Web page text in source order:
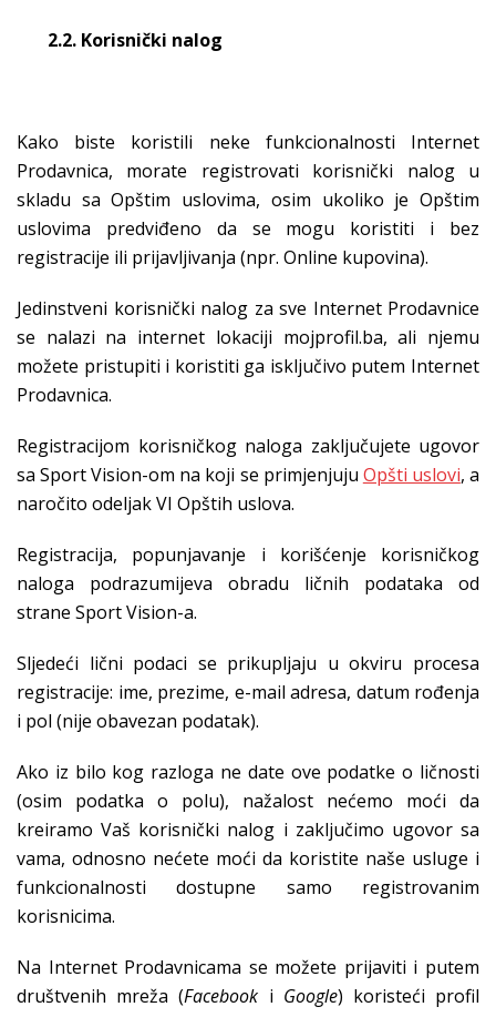
2.2. Korisnički nalog
Kako biste koristili neke funkcionalnosti Internet
Prodavnica, morate registrovati korisnički nalog u
skladu sa Opštim uslovima, osim ukoliko je Opštim
uslovima predviđeno da se mogu koristiti i bez
registracije ili prijavljivanja (npr. Online kupovina).
Jedinstveni korisnički nalog za sve Internet Prodavnice
se nalazi na internet lokaciji mojprofil.ba, ali njemu
možete pristupiti i koristiti ga isključivo putem Internet
Prodavnica.
Registracijom korisničkog naloga zaključujete ugovor
sa Sport Vision-om na koji se primjenjuju Opšti uslovi, a
naročito odeljak VI Opštih uslova.
Registracija, popunjavanje i korišćenje korisničkog
naloga podrazumijeva obradu ličnih podataka od
strane Sport Vision-a.
Sljedeći lični podaci se prikupljaju u okviru procesa
registracije: ime, prezime, e-mail adresa, datum rođenja
i pol (nije obavezan podatak).
Ako iz bilo kog razloga ne date ove podatke o ličnosti
(osim podatka o polu), nažalost nećemo moći da
kreiramo Vaš korisnički nalog i zaključimo ugovor sa
vama, odnosno nećete moći da koristite naše usluge i
funkcionalnosti dostupne samo registrovanim
korisnicima.
Na Internet Prodavnicama se možete prijaviti i putem
društvenih mreža (Facebook i Google) koristeći profil